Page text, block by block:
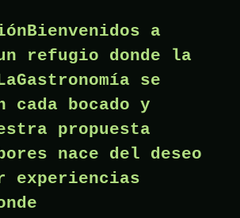
a
refugio donde la
se
cada bocado y
propuesta
nace del deseo
experiencias